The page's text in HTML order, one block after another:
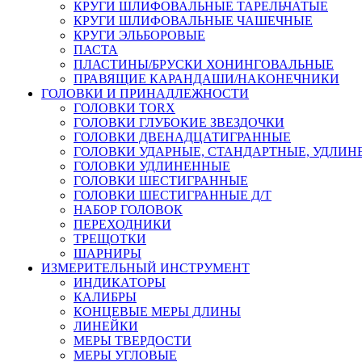
КРУГИ ШЛИФОВАЛЬНЫЕ ТАРЕЛЬЧАТЫЕ
КРУГИ ШЛИФОВАЛЬНЫЕ ЧАШЕЧНЫЕ
КРУГИ ЭЛЬБОРОВЫЕ
ПАСТА
ПЛАСТИНЫ/БРУСКИ ХОНИНГОВАЛЬНЫЕ
ПРАВЯЩИЕ КАРАНДАШИ/НАКОНЕЧНИКИ
ГОЛОВКИ И ПРИНАДЛЕЖНОСТИ
ГОЛОВКИ TORX
ГОЛОВКИ ГЛУБОКИЕ ЗВЕЗДОЧКИ
ГОЛОВКИ ДВЕНАДЦАТИГРАННЫЕ
ГОЛОВКИ УДАРНЫЕ, СТАНДАРТНЫЕ,
ГОЛОВКИ УДЛИНЕННЫЕ
ГОЛОВКИ ШЕСТИГРАННЫЕ
ГОЛОВКИ ШЕСТИГРАННЫЕ Д/Т
НАБОР ГОЛОВОК
ПЕРЕХОДНИКИ
ТРЕЩОТКИ
ШАРНИРЫ
ИЗМЕРИТЕЛЬНЫЙ ИНСТРУМЕНТ
ИНДИКАТОРЫ
КАЛИБРЫ
КОНЦЕВЫЕ МЕРЫ ДЛИНЫ
ЛИНЕЙКИ
МЕРЫ ТВЕРДОСТИ
МЕРЫ УГЛОВЫЕ